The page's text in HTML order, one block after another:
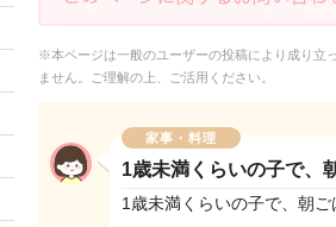
※本ページは一般のユーザーの投稿により成り立
ません。ご理解の上、ご活用ください。
家事・料理
1歳未満くらいの子で、
1歳未満くらいの子で、朝